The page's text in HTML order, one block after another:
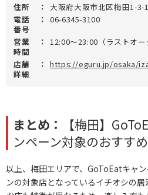
住所 ：
大阪府大阪市北区梅田1-3-
電話
番号
： 06-6345-3100
営業
時間
：
12:00～23:00（ラストオー
店舗
詳細
： https://eguru.jp/osaka/
まとめ：
【梅田】
ンペーン対象のおすす
以上、梅田エリアで、GoToEatキャ
ンの対象店となっているイチオシの